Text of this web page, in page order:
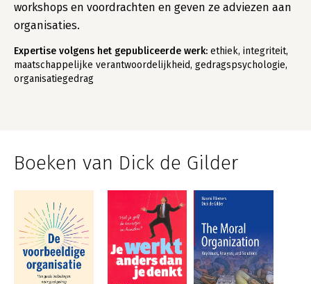
workshops en voordrachten en geven ze adviezen aan
organisaties.
Expertise volgens het gepubliceerde werk: ethiek, integriteit,
maatschappelijke verantwoordelijkheid, gedragspsychologie,
organisatiegedrag
Boeken van Dick de Gilder